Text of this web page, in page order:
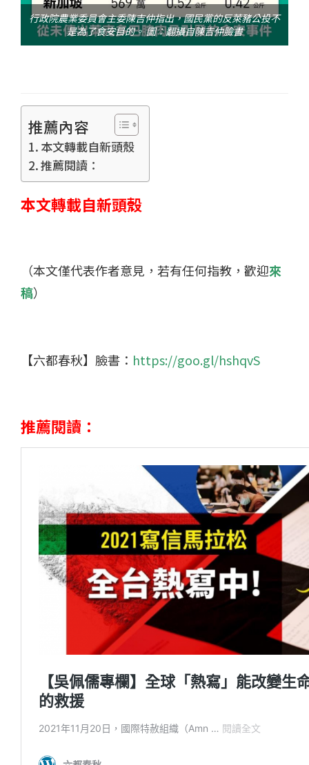
行政院農業委員會主委陳吉仲指出，國民黨的反萊豬公投不
是為了食安目的。 圖：翻攝自陳吉仲臉書
推薦內容
本文轉載自新頭殼
推薦閱讀：
本文轉載自新頭殼
（本文僅代表作者意見，若有任何指教，歡迎來
稿）
【六都春秋】臉書： https://goo.gl/hshqvS
推薦閱讀：